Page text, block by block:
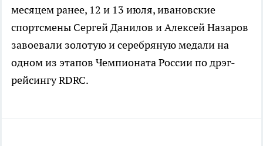
месяцем ранее, 12 и 13 июля, ивановские
спортсмены Сергей Данилов и Алексей Назаров
завоевали золотую и серебряную медали на
одном из этапов Чемпионата России по дрэг-
рейсингу RDRC.